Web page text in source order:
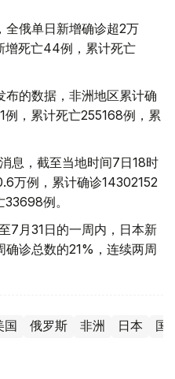
全俄单日新增确诊超2万
增死亡44例，累计死亡
的数据，非洲地区累计确
，累计死亡255168例，累
息，截至当地时间7日18时
万例，累计确诊14302152
例。
7月31日的一周内，日本新
确诊总数的21%，连续两周
国 俄罗斯 非洲 日本 国